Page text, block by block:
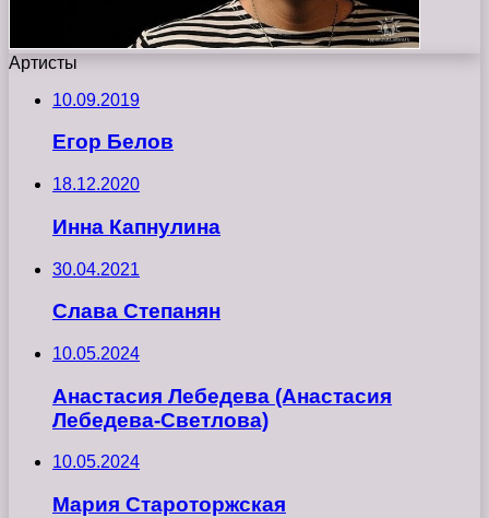
Артисты
10.09.2019
Егор Белов
18.12.2020
Инна Капнулина
30.04.2021
Слава Степанян
10.05.2024
Анастасия Лебедева (Анастасия
Лебедева-Светлова)
10.05.2024
Мария Староторжская